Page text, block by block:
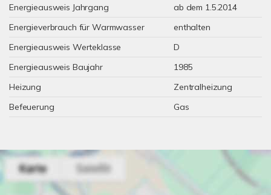
Energieausweis Jahrgang
ab dem 1.5.2014
Energieverbrauch für Warmwasser
enthalten
Energieausweis Werteklasse
D
Energieausweis Baujahr
1985
Heizung
Zentralheizung
Befeuerung
Gas